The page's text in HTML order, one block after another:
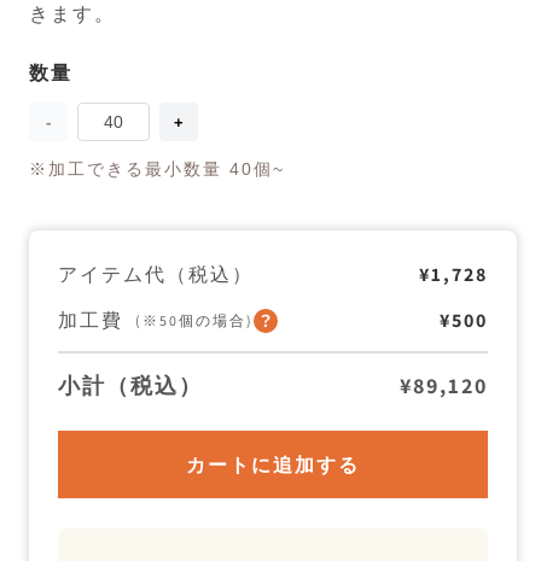
きます。
数
数量
佃
3
ッ
の
量
ら
佃
3
ッ
の
量
や
※加工できる最小数量 40個~
アイテム代（税込）
¥1,728
加工費
(※50個の場合) ¥500
小計（税込） ¥89,120
カートに追加する